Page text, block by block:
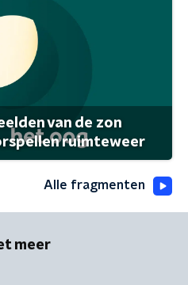
van de zon
ruimteweer
Alle fragmenten
meer